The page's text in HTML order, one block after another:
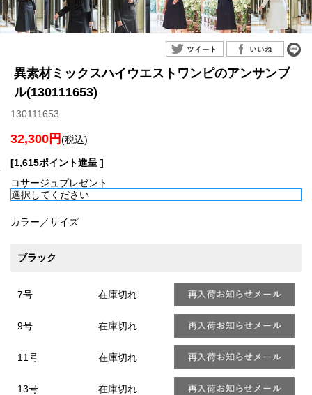
異素材ミックスハイウエストワンピのアンサンブ
ル(130111653)
130111653
32,300円(税込)
[1,615ポイント進呈 ]
コサージュプレゼント
カラー／サイズ
ブラック
7号 在庫切れ
9号 在庫切れ
11号 在庫切れ
13号 在庫切れ